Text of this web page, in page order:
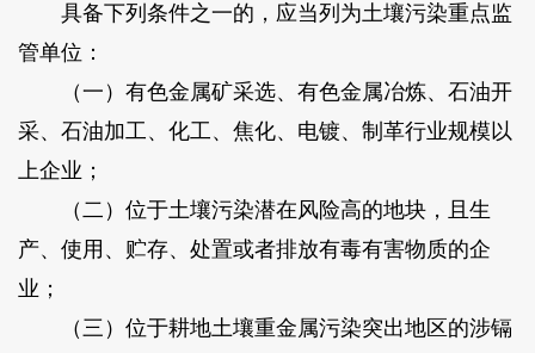
具备下列条件之一的，应当列为土壤污染重点监
管单位：
（一）有色金属矿采选、有色金属冶炼、石油开
采、石油加工、化工、焦化、电镀、制革行业规模以
上企业；
（二）位于土壤污染潜在风险高的地块，且生
产、使用、贮存、处置或者排放有毒有害物质的企
业；
（三）位于耕地土壤重金属污染突出地区的涉镉